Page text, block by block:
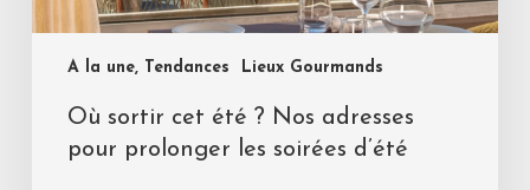
A la une, Tendances Lieux Gourmands
Où sortir cet été ? Nos adresses
pour prolonger les soirées d’été